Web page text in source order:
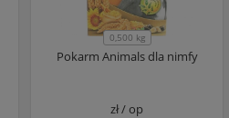
0,500 kg
Pokarm Animals dla nimfy
zł /op